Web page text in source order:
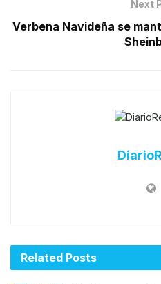
Next
Verbena Navideña se
Related Posts